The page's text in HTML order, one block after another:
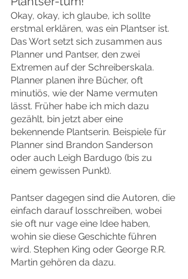
Okay, okay, ich glaube, ich sollte
erstmal erklären, was ein Plantser ist.
Das Wort setzt sich zusammen aus
Planner und Pantser, den zwei
Extremen auf der Schreiberskala.
Planner planen ihre Bücher, oft
minutiös, wie der Name vermuten
lässt. Früher habe ich mich dazu
gezählt, bin jetzt aber eine
bekennende Plantserin. Beispiele für
Planner sind Brandon Sanderson
oder auch Leigh Bardugo (bis zu
einem gewissen Punkt).
Pantser dagegen sind die Autoren, die
einfach darauf losschreiben, wobei
sie oft nur vage eine Idee haben,
wohin sie diese Geschichte führen
wird. Stephen King oder George R.R.
Martin gehören da dazu.